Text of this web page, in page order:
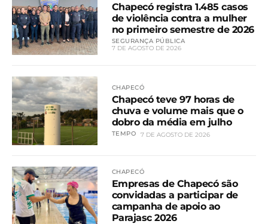
Chapecó registra 1.485 casos
de violência contra a mulher
no primeiro semestre de 2026
SEGURANÇA PÚBLICA
7 DE AGOSTO DE 2026
CHAPECÓ
Chapecó teve 97 horas de
chuva e volume mais que o
dobro da média em julho
TEMPO 7 DE AGOSTO DE 2026
CHAPECÓ
Empresas de Chapecó são
convidadas a participar de
campanha de apoio ao
Parajasc 2026